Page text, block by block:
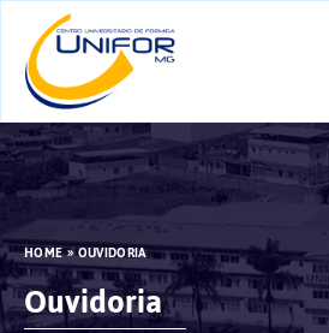
HOME»OUVIDORIA
Ouvidoria